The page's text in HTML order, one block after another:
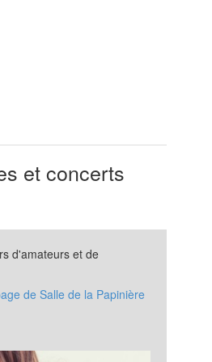
et concerts
d'amateurs et de
de Salle de la Papinière